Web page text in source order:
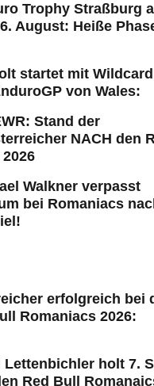
Trophy Straßburg
August: Heiße
startet mit Wildcard
von Wales:
Stand der
NACH den
Walkner verpasst
bei Romaniacs
erfolgreich bei
Romaniacs 2026:
Lettenbichler holt 7.
Red Bull